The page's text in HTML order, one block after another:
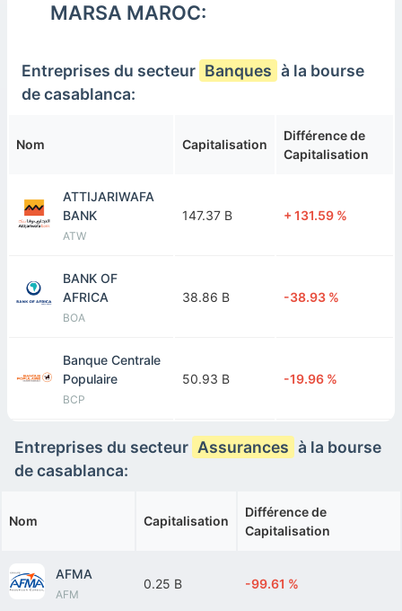
MARSA MAROC:
Entreprises du secteur Banques à la bourse
de casablanca:
Nom Capitalisation
Différence de
Capitalisation
ATTIJARIWAFA
BANK
ATW
147.37 B + 131.59 %
BANK OF
AFRICA
BOA
38.86 B -38.93 %
Banque Centrale
Populaire
BCP
50.93 B -19.96 %
Entreprises du secteur Assurances à la bourse
de casablanca:
Nom Capitalisation
Différence de
Capitalisation
AFMA
AFM
0.25 B -99.61 %